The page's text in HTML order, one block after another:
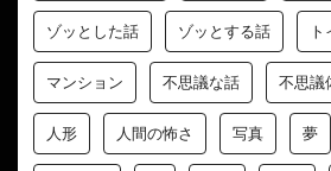
ゾッとした話 ゾッとする話 ト
マンション 不思議な話 不思議
人形 人間の怖さ 写真 夢